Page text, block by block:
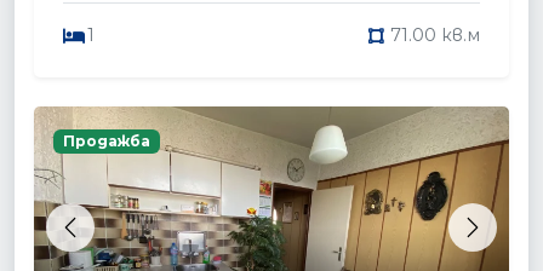
1 71.00 кв.м
Previous Next
Продажба